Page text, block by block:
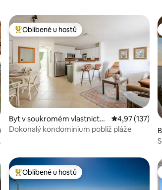
4,98 z 5, 162 hodnocení
Nejlepší v kategorii Oblíbené u hostů
Oblíbené u hostů
Byt v soukromém vlastnictví
ve městě St. Pete Beach
Průměrné
4,97 (137)
Dokonalý kondominium poblíž pláže
Nejlepší v kategorii Oblíbené u hostů
Oblíbené u hostů